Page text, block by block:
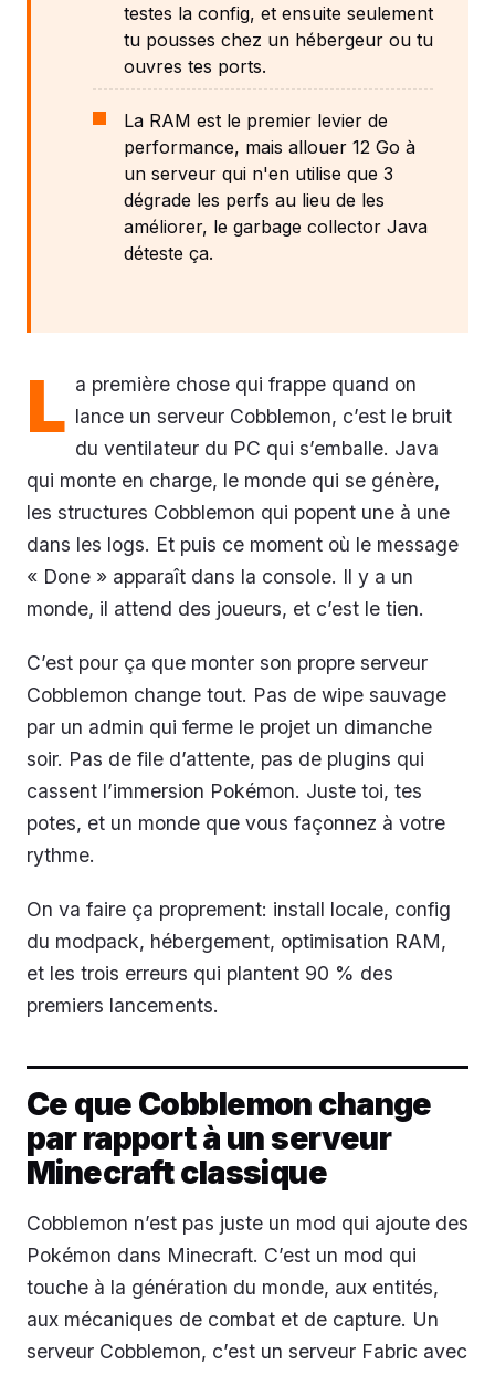
testes la config, et ensuite seulement
tu pousses chez un hébergeur ou tu
ouvres tes ports.
La RAM est le premier levier de
performance, mais allouer 12 Go à
un serveur qui n'en utilise que 3
dégrade les perfs au lieu de les
améliorer, le garbage collector Java
déteste ça.
L a première chose qui frappe quand on
lance un serveur Cobblemon, c’est le bruit
du ventilateur du PC qui s’emballe. Java
qui monte en charge, le monde qui se génère,
les structures Cobblemon qui popent une à une
dans les logs. Et puis ce moment où le message
« Done » apparaît dans la console. Il y a un
monde, il attend des joueurs, et c’est le tien.
C’est pour ça que monter son propre serveur
Cobblemon change tout. Pas de wipe sauvage
par un admin qui ferme le projet un dimanche
soir. Pas de file d’attente, pas de plugins qui
cassent l’immersion Pokémon. Juste toi, tes
potes, et un monde que vous façonnez à votre
rythme.
On va faire ça proprement: install locale, config
du modpack, hébergement, optimisation RAM,
et les trois erreurs qui plantent 90 % des
premiers lancements.
Ce que Cobblemon change
par rapport à un serveur
Minecraft classique
Cobblemon n’est pas juste un mod qui ajoute des
Pokémon dans Minecraft. C’est un mod qui
touche à la génération du monde, aux entités,
aux mécaniques de combat et de capture. Un
serveur Cobblemon, c’est un serveur Fabric avec